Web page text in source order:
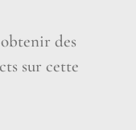
des
sur cette